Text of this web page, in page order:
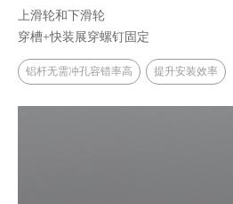
上滑轮和下滑轮
穿槽+快装展穿螺钉固定
铝杆无需冲孔容错率高 提升安装效率